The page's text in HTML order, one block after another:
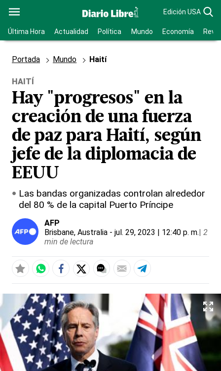
Edición USA
Última Hora Actualidad Política Mundo Economía
Portada Mundo Haití
HAITÍ
Hay "progresos" en la
creación de una fuerza
de paz para Haití, según
jefe de la diplomacia de
EEUU
Las bandas organizadas controlan alrededor
del 80 % de la capital Puerto Príncipe
AFP
Brisbane, Australia - jul. 29, 2023 | 12:40 p. m.| 2
min de lectura